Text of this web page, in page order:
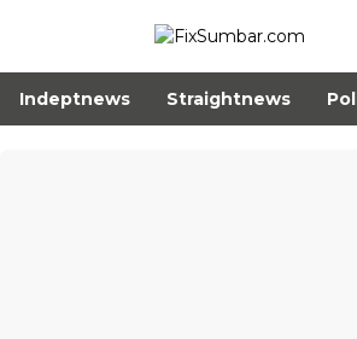
Indeptnews Straightnews